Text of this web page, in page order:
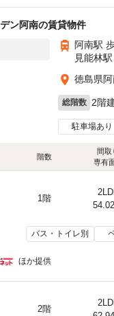
ン阿南の賃貸物件
阿南駅
見能林
徳島県
総階数 2階
駐車場あり
階数
間取
専有
1階
バス・トイレ別
ほか提供
2階